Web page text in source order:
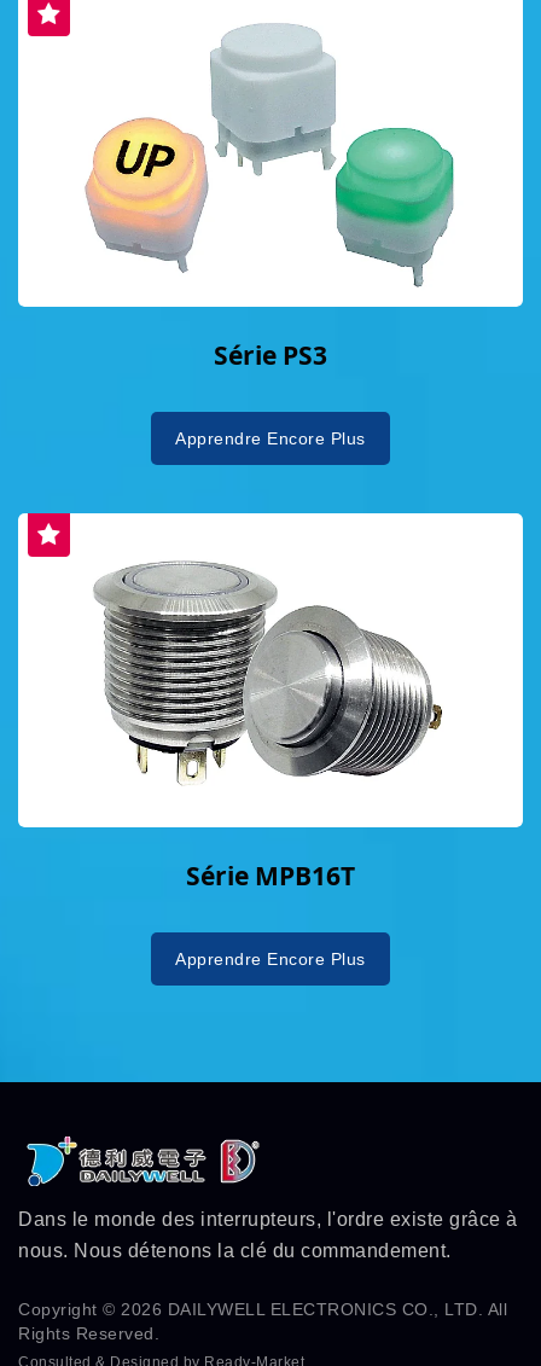
Série PS3
Apprendre Encore Plus
Série MPB16T
Apprendre Encore Plus
Dans le monde des interrupteurs, l'ordre existe grâce à
nous. Nous détenons la clé du commandement.
Copyright © 2026 DAILYWELL ELECTRONICS CO., LTD. All
Rights Reserved.
Consulted & Designed by Ready-Market